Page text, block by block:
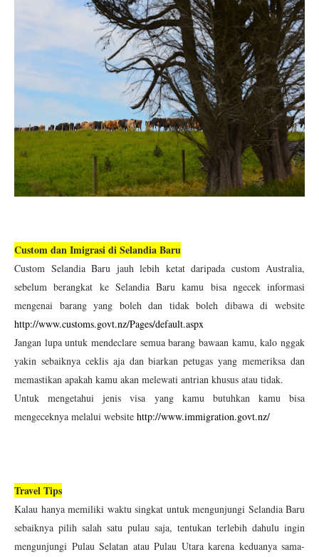
Custom dan Imigrasi di Selandia Baru
Custom Selandia Baru jauh lebih ketat daripada custom Australia,
sebelum berangkat ke Selandia Baru kamu bisa ngecek informasi
mengenai barang yang boleh dan tidak boleh dibawa di website
http://www.customs.govt.nz/Pages/default.aspx
Jangan lupa untuk mendeclare semua barang bawaan kamu, kalo nggak
yakin sebaiknya ceklis aja dan biarkan petugas yang memeriksa dan
memastikan apakah kamu akan melewati antrian khusus atau tidak.
Untuk mengetahui jenis visa yang kamu butuhkan kamu bisa
mengeceknya melalui website http://www.immigration.govt.nz/
Travel Tips
Kalau hanya memiliki waktu singkat untuk mengunjungi Selandia Baru
sebaiknya pilih salah satu pulau saja, tentukan terlebih dahulu ingin
mengunjungi Pulau Selatan atau Pulau Utara karena keduanya sama-